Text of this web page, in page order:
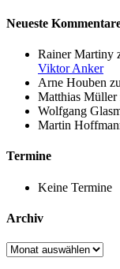
Neueste
Rainer Martiny
Viktor Anker
Arne Houben zu
Matthias Müller
Wolfgang
Martin
Termine
Keine Termine
Archiv
Archiv